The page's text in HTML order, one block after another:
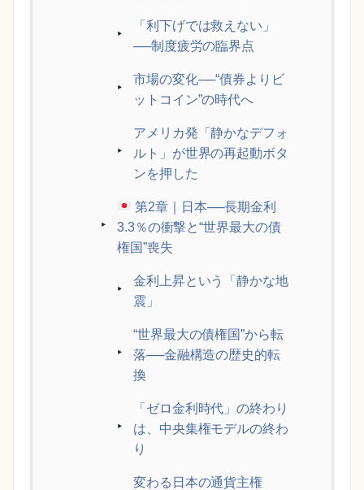
「利下げでは救えない」
──制度疲労の臨界点
市場の変化──“債券よりビ
ットコイン”の時代へ
アメリカ発「静かなデフォ
ルト」が世界の再起動ボタ
ンを押した
第2章｜日本──長期金利
3.3％の衝撃と“世界最大の債
権国”喪失
金利上昇という「静かな地
震」
“世界最大の債権国”から転
落──金融構造の歴史的転
換
「ゼロ金利時代」の終わり
は、中央集権モデルの終わ
り
変わる日本の通貨主権